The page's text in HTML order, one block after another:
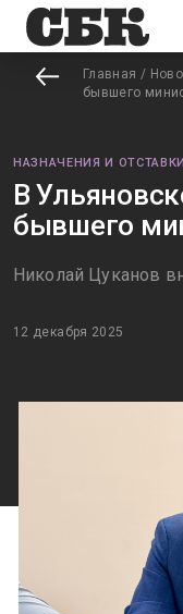
Главная /
бывшего
НАЗНАЧЕНИЯ И ОТСТАВКИ
В
бывшего
Николай Цуканов
12 декабря 2025